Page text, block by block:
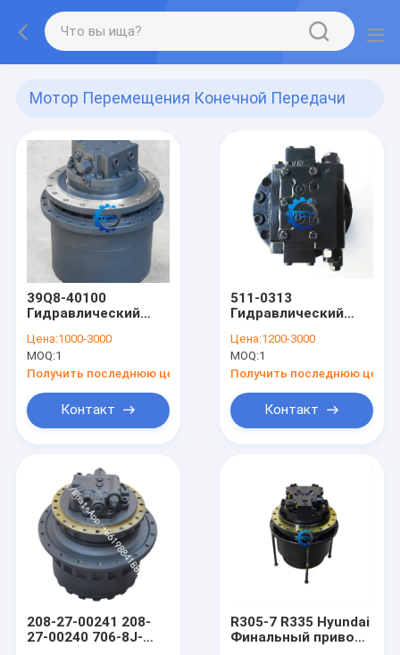
Мотор Перемещения Конечной Передачи
Экскаватора
(87)
39Q8-40100
Гидравлический
R300LC9A
Цена:1000-3000
MOQ:1
Получить последнюю цену
Контакт
511-0313
Гидравлический
Цена:1200-3000
MOQ:1
Получить последнюю цену
Контакт
208-27-00241 208-
27-00240 706-8J-
R305-7 R335 Hyundai
Финальный привод